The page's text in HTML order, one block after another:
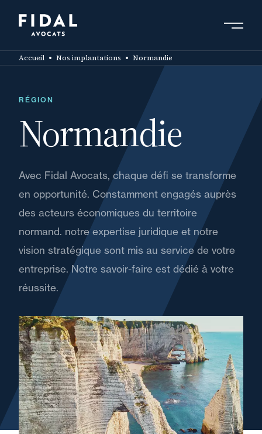
contenu
principal
Accueil Nos implantations Normandie
RÉGION
Normandie
Avec Fidal Avocats, chaque défi se transforme
en opportunité. Constamment engagés auprès
des acteurs économiques du territoire
normand. notre expertise juridique et notre
vision stratégique sont mis au service de votre
entreprise. Notre savoir-faire est dédié à votre
réussite.